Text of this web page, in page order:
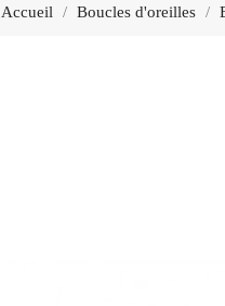
Accueil Boucles d'oreilles